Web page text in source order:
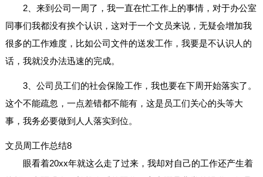
2、来到公司一周了，我一直在忙工作上的事情，对于办公室
同事们我都没有挨个认识，这对于一个文员来说，无疑会增加我
很多的工作难度，比如公司文件的送发工作，我要是不认识人的
话，我就没办法迅速的完成。
3、公司员工们的社会保险工作，我也要在下周开始落实了。
这个不能疏忽，一点差错都不能有，这是员工们关心的头等大
事，我务必要做到人人落实到位。
文员周工作总结8
眼看着20xx年就这么走了过来，我却对自己的工作还产生着